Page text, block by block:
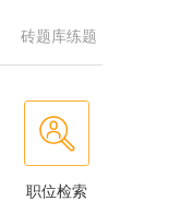
砖题库练题
职位检索